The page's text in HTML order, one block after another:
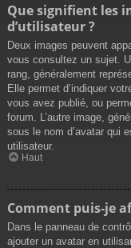
Que signifient les
d’utilisateur ?
Deux images peuvent
vous consultez un sujet.
rang, généralement
Elle permet d’indiquer
vous avez publié, ou
forum. L’autre image,
sous le nom d’avatar qui
utilisateur.
Haut
Comment puis-je
Dans le panneau de
ajouter un avatar en